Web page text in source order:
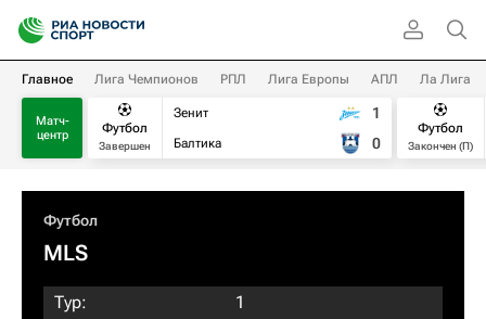
Главное Лига Чемпионов РПЛ Лига Европы АПЛ Ла Лига
Матч-
центр
Футбол
Завершен
Зенит
Балтика
1
0
Футбол
Закончен (П)
Футбол
MLS
Тур:
1